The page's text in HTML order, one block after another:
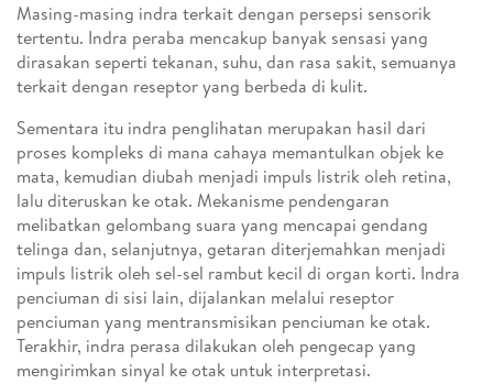
Masing-masing indra terkait dengan persepsi sensorik
tertentu. Indra peraba mencakup banyak sensasi yang
dirasakan seperti tekanan, suhu, dan rasa sakit, semuanya
terkait dengan reseptor yang berbeda di kulit.
Sementara itu indra penglihatan merupakan hasil dari
proses kompleks di mana cahaya memantulkan objek ke
mata, kemudian diubah menjadi impuls listrik oleh retina,
lalu diteruskan ke otak. Mekanisme pendengaran
melibatkan gelombang suara yang mencapai gendang
telinga dan, selanjutnya, getaran diterjemahkan menjadi
impuls listrik oleh sel-sel rambut kecil di organ korti. Indra
penciuman di sisi lain, dijalankan melalui reseptor
penciuman yang mentransmisikan penciuman ke otak.
Terakhir, indra perasa dilakukan oleh pengecap yang
mengirimkan sinyal ke otak untuk interpretasi.